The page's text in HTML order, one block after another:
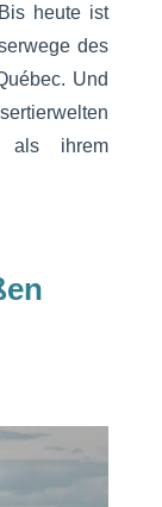
heute ist
des
Und
als ihrem